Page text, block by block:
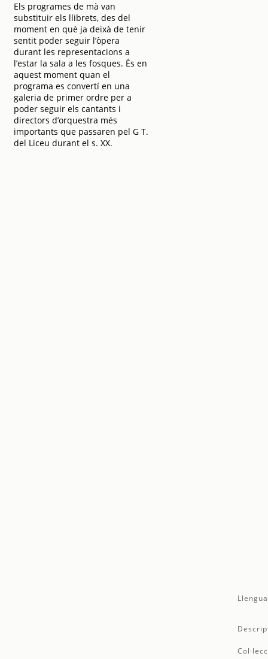
Els programes de mà van
substituir els llibrets, des del
moment en què ja deixà de tenir
sentit poder seguir l’òpera
durant les representacions a
l’estar la sala a les fosques. És en
aquest moment quan el
programa es convertí en una
galeria de primer ordre per a
poder seguir els cantants i
directors d’orquestra més
importants que passaren pel G T.
del Liceu durant el s. XX.